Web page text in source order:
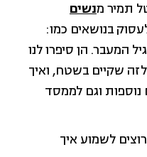
תמיר מנשים
בנושאים כמו:
המעבר. הן סיפרו לנו
שקיים בשטח, ואיך
וגם לממסד
לשמוע איך